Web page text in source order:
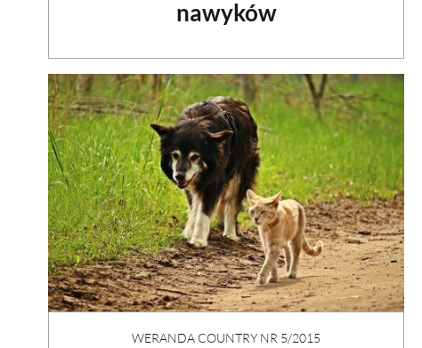
nawyków
WERANDA COUNTRY NR 5/2015